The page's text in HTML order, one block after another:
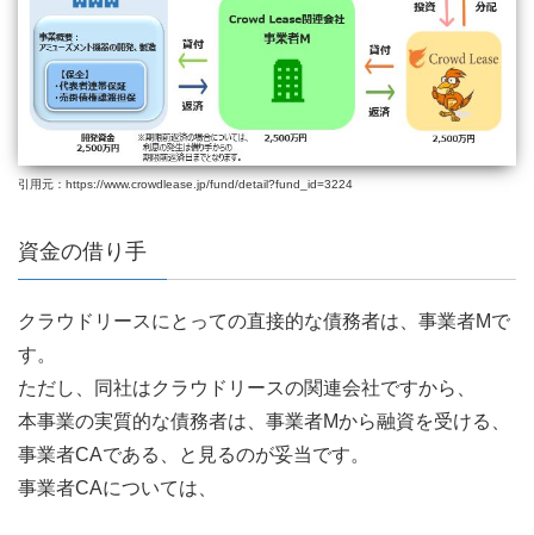
引用元：https://www.crowdlease.jp/fund/detail?fund_id=3224
資金の借り手
クラウドリースにとっての直接的な債務者は、事業者Mで
す。
ただし、同社はクラウドリースの関連会社ですから、
本事業の実質的な債務者は、事業者Mから融資を受ける、
事業者CAである、と見るのが妥当です。
事業者CAについては、